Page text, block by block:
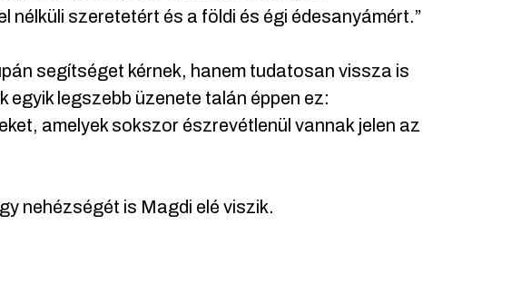
szeretetért és a földi és égi édesanyámért.”
segítséget kérnek, hanem tudatosan vissza is
egyik legszebb üzenete talán éppen ez:
amelyek sokszor észrevétlenül vannak jelen az
nehézségét is Magdi elé viszik.